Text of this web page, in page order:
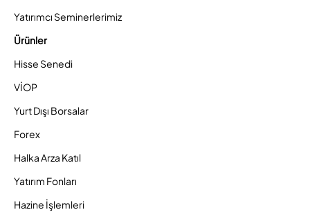
Yatırımcı Seminerlerimiz
Ürünler
Hisse Senedi
VİOP
Yurt Dışı Borsalar
Forex
Halka Arza Katıl
Yatırım Fonları
Hazine İşlemleri